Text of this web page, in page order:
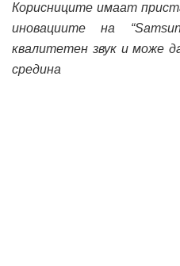
Корисниците имаат
иновациите на
квалитетен звук и може
средина